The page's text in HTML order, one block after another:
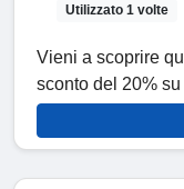
Utilizzato 1 volte
Vieni a scoprire
sconto del 20%